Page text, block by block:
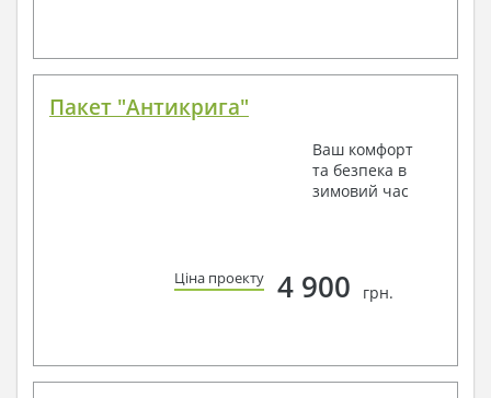
Пакет "Антикрига"
Ваш комфорт
та безпека в
зимовий час
Ціна проекту 4 900 грн.